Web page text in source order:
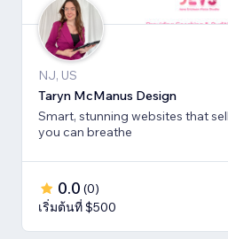
NJ, US
Taryn McManus Design
Smart, stunning websites that
you can breathe
0.0 (0)
เริ่มต้นที่ $500